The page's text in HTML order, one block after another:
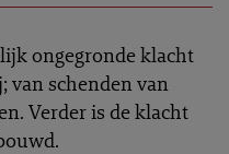
ongegronde klacht
van schenden van
Verder is de klacht